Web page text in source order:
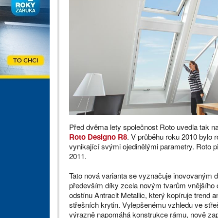
Před dvěma lety společnost Roto uvedla tak
Roto Designo R8. V průběhu roku 2010 bylo
vynikající svými ojedinělými parametry. Roto
2011.
Tato nová varianta se vyznačuje inovovaným
především díky zcela novým tvarům vnějšího
odstínu Antracit Metallic, který kopíruje trend
střešních krytin. Vylepšenému vzhledu ve
výrazně napomáhá konstrukce rámu, nově